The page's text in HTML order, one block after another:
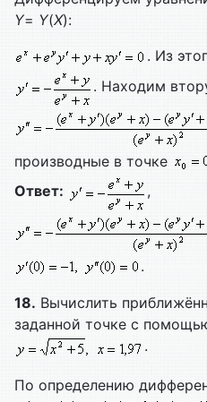
Y= Y(X):
. Из
. Находим
производные в точке
Ответ:
,
.
18. Вычислить
заданной точке с
.
По определению